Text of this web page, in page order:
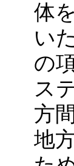
体
い
の
ス
方
地